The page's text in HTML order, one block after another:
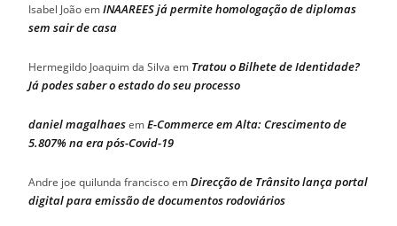
Isabel JoãoemINAAREES já permite homologação de diplomas
sem sair de casa
Hermegildo Joaquim da Silva em Tratou o Bilhete de Identidade?
Já podes saber o estado do seu processo
daniel magalhaesemE-Commerce em Alta: Crescimento de
5.807% na era pós-Covid-19
Andre joe quilunda franciscoemDirecção de Trânsito lança portal
digital para emissão de documentos rodoviários